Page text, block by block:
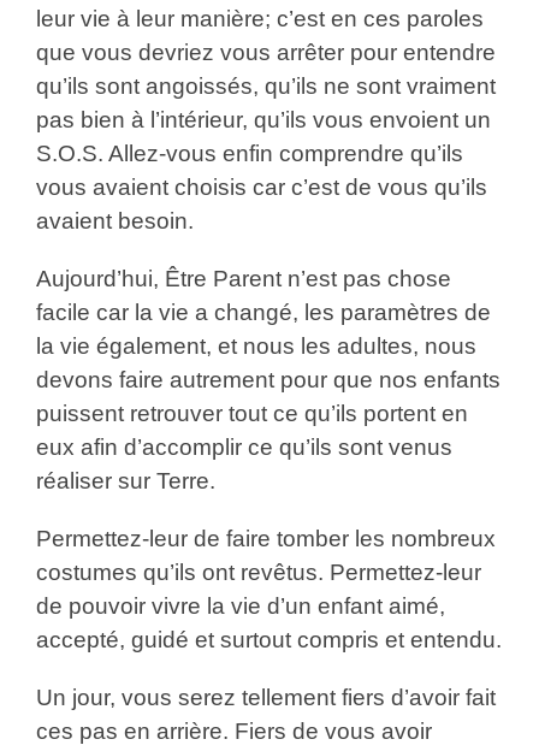
leur vie à leur manière; c’est en ces paroles
que vous devriez vous arrêter pour entendre
qu’ils sont angoissés, qu’ils ne sont vraiment
pas bien à l’intérieur, qu’ils vous envoient un
S.O.S. Allez-vous enfin comprendre qu’ils
vous avaient choisis car c’est de vous qu’ils
avaient besoin.
Aujourd’hui, Être Parent n’est pas chose
facile car la vie a changé, les paramètres de
la vie également, et nous les adultes, nous
devons faire autrement pour que nos enfants
puissent retrouver tout ce qu’ils portent en
eux afin d’accomplir ce qu’ils sont venus
réaliser sur Terre.
Permettez-leur de faire tomber les nombreux
costumes qu’ils ont revêtus. Permettez-leur
de pouvoir vivre la vie d’un enfant aimé,
accepté, guidé et surtout compris et entendu.
Un jour, vous serez tellement fiers d’avoir fait
ces pas en arrière. Fiers de vous avoir